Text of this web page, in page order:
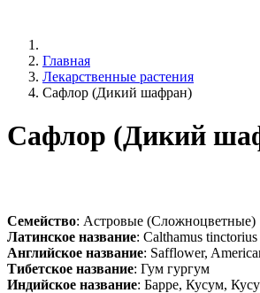
Главная
Лекарственные растения
Сафлор (Дикий шафран)
Сафлор (Дикий
Семейство: Астровые (Сложноцветные)
Латинское название: Calthamus tinctorius
Английское название: Safflower,
Тибетское название: Гум гургум
Индийское название: Барре, Кусум,